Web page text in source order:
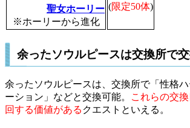
聖女ホーリー
※ホーリーから進化
(限定50体)
余ったソウルピースは交換所で
余ったソウルピースは、交換所で「性格
ーション」などと交換可能。
これらの交
回する価値がある クエストといえる。